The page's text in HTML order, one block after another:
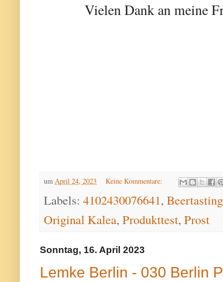
Vielen Dank an meine
um April 24, 2023 Keine Kommentare:
Labels: 4102430076641, Beertasting
Original Kalea, Produkttest, Prost
Sonntag, 16. April 2023
Lemke Berlin - 030 Berlin